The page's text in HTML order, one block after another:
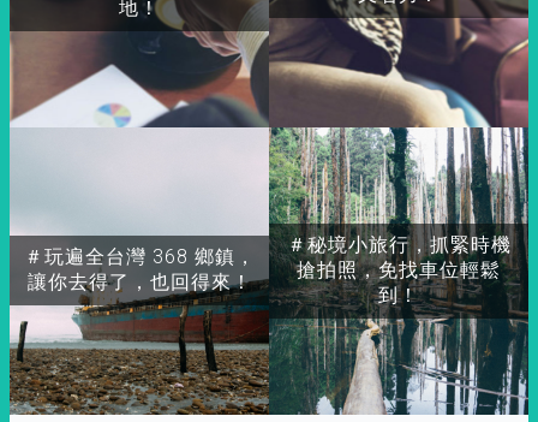
地！
＃玩遍全台灣 368 鄉鎮，
讓你去得了，也回得來！
＃秘境小旅行，抓緊時機
搶拍照，免找車位輕鬆
到！